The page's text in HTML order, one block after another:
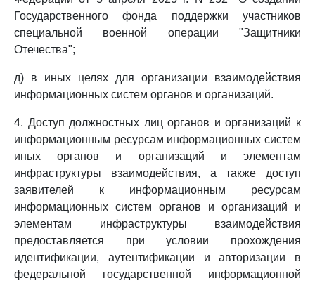
Государственного фонда поддержки участников
специальной военной операции "Защитники
Отечества";
д) в иных целях для организации взаимодействия
информационных систем органов и организаций.
4. Доступ должностных лиц органов и организаций к
информационным ресурсам информационных систем
иных органов и организаций и элементам
инфраструктуры взаимодействия, а также доступ
заявителей к информационным ресурсам
информационных систем органов и организаций и
элементам инфраструктуры взаимодействия
предоставляется при условии прохождения
идентификации, аутентификации и авторизации в
федеральной государственной информационной